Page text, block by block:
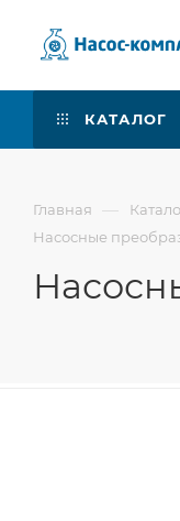
КАТАЛОГ
Главная —
Насосные